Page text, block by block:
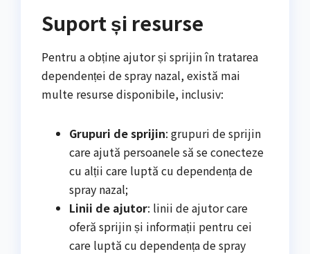
Suport și resurse
Pentru a obține ajutor și sprijin în tratarea
dependenței de spray nazal, există mai
multe resurse disponibile, inclusiv:
Grupuri de sprijin: grupuri de sprijin
care ajută persoanele să se conecteze
cu alții care luptă cu dependența de
spray nazal;
Linii de ajutor: linii de ajutor care
oferă sprijin și informații pentru cei
care luptă cu dependența de spray